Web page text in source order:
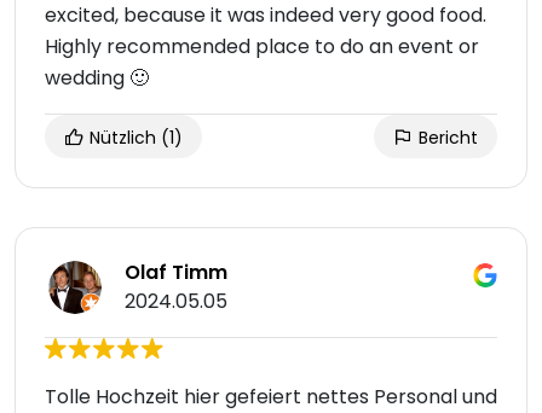
excited, because it was indeed very good food.
Highly recommended place to do an event or
wedding 🙂
Nützlich (1) Bericht
Olaf Timm
2024.05.05
Tolle Hochzeit hier gefeiert nettes Personal und